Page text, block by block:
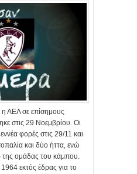
η ΑΕΛ σε επίσημους
στις 29 Νοεμβρίου. Οι
φορές στις 29/11 και
και δύο ήττα, ενώ
της ομάδας του κάμπου.
εκτός έδρας για το